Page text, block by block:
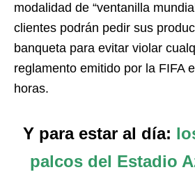
modalidad de “ventanilla
clientes podrán pedir sus
banqueta para evitar violar
reglamento emitido por la FIFA
horas.
Y para estar al día:
palcos del Estadio